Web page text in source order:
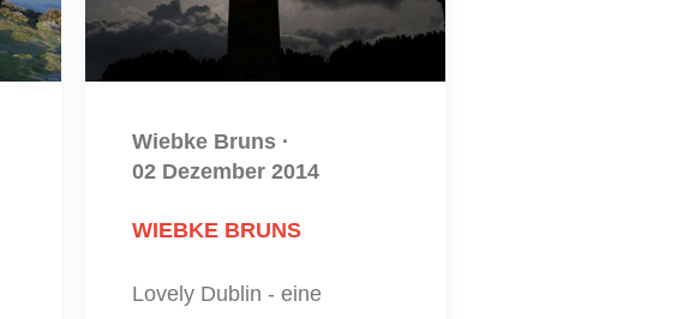
Wiebke Bruns ·
02 Dezember 2014
WIEBKE BRUNS
Lovely Dublin - eine